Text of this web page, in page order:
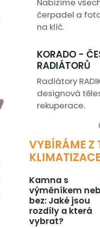
Nabízíme
čerpadel a
na klíč.
KORADO -
RADIÁTORŮ
Radiátory
designová
rekuperace.
VYBÍRÁME Z
KLIMATIZACE
Kamna s
výměníkem
bez: Jaké jsou
rozdíly a která
vybrat?